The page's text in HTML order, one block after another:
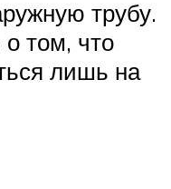
трубу.
том, что
лишь на